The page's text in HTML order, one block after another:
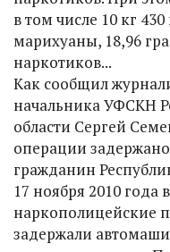
в том числе 10 кг
марихуаны, 18,96
наркотиков...
Как сообщил
начальника УФСКН
области Сергей
операции
гражданин
17 ноября 2010 года
наркополицейские
задержали